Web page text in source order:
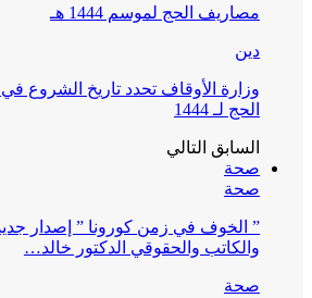
مصاريف الحج لموسم 1444 هـ
دين
وزارة الأوقاف تحدد تاريخ الشروع
الحج لـ 1444
السابق التالي
صحة
صحة
” الخوف في زمن كورونا ” إصدار
والكاتب والحقوقي الدكتور خالد…
صحة